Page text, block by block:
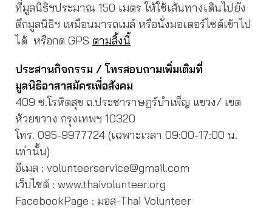
ที่มูลนิธิฯประมาณ 150 เมตร ให้ใช้เส้นทางเดินไปยัง
ตึกมูลนิธิฯ เหมือนมารถเมล์ หรือนั่งมอเตอร์ไซต์เข้าไป
ได้ หรือกด GPS ตามลิ้งนี้
ประสานกิจกรรม / โทรสอบถามเพิ่มเติมที่
มูลนิธิอาสาสมัครเพื่อสังคม
409 ซ.โรหิตสุข ถ.ประชาราษฎร์บำเพ็ญ แขวง/ เขต
ห้วยขวาง กรุงเทพฯ 10320
โทร. 095-9977724 (เฉพาะเวลา 09:00-17:00 น.
เท่านั้น)
อีเมล : volunteerservice@gmail.com
เว็บไซต์ : www.thaivolunteer.org
FacebookPage : มอส-Thai Volunteer